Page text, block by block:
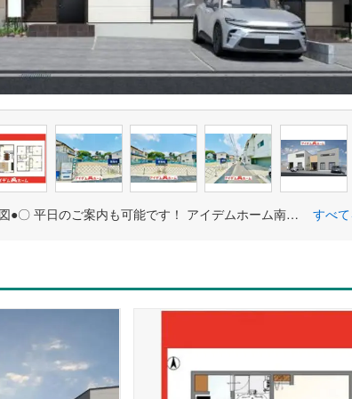
〇●1号棟完成イメージ図●〇 平日のご案内も可能です！ アイデムホーム南店は緑区役所から徒歩2分！ 水曜日も営業しております！ すべ